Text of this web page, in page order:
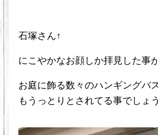
石塚さん↑
にこやかなお顔しか拝見した事
お庭に飾る数々のハンギングバ
もうっとりとされてる事でしょ